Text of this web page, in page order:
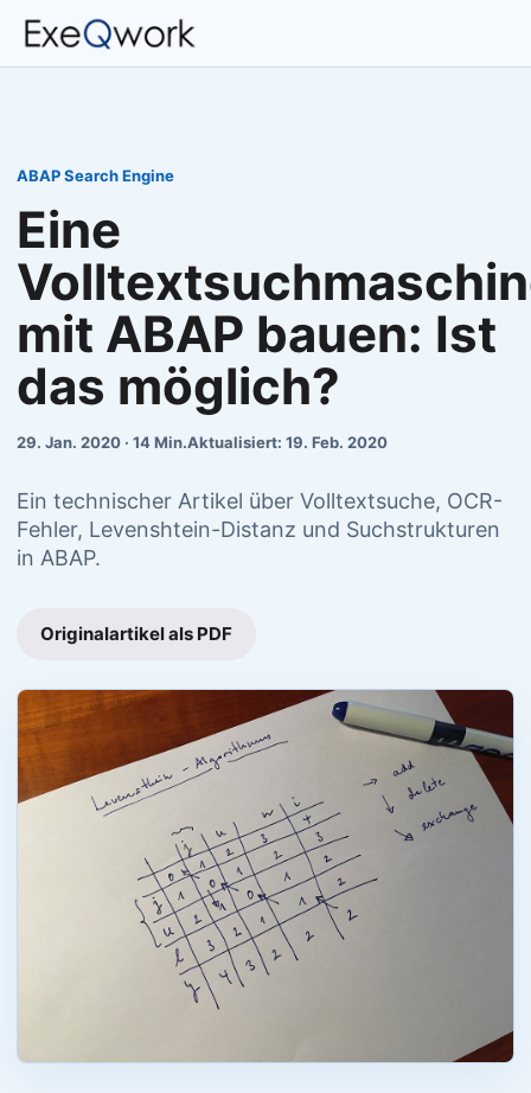
ABAP Search Engine
Eine
mit ABAP bauen: Ist
das möglich?
29. Jan. 2020 · 14 Min.Aktualisiert: 19. Feb. 2020
Ein technischer Artikel über Volltextsuche, OCR-
Fehler, Levenshtein-Distanz und Suchstrukturen
in ABAP.
Originalartikel als PDF